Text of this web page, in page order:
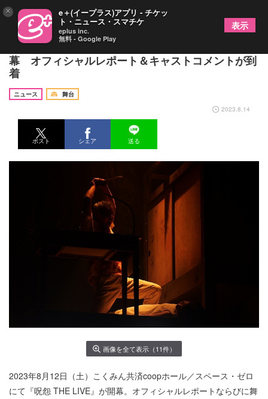
真夏の体感型ホラーショー『呪怨 THE LIVE』が開
幕 オフィシャルレポート＆キャストコメントが到
着
ニュース
舞台
2023.8.14
ポスト シェア 送る
画像を全て表示（11件）
2023年8月12日（土）こくみん共済coopホール／スペース・ゼロ
にて『呪怨 THE LIVE』が開幕。オフィシャルレポートならびに舞
× e＋(イープラス)アプリ - チケッ
ト・ニュース・スマチケ
eplus inc.
無料 - Google Play
表示